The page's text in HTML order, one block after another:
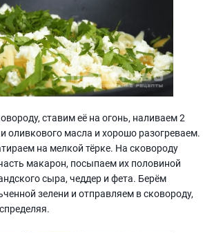
ставим её на огонь, наливаем 2
оливкового масла и хорошо разогреваем.
на мелкой тёрке. На сковороду
макарон, посыпаем их половиной
сыра, чеддер и фета. Берём
зелени и отправляем в сковороду,